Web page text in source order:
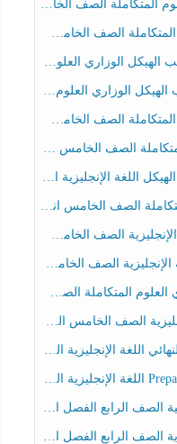
الصف الخامس عام الفصل الثالث
الخامس انسبير الفصل الثالث
الخامس عام الفصل الثالث
انسبير الفصل الثالث
الخامس انسبير الفصل الثالث
الصف الخامس الفصل الثالث
الخامس عام الفصل الثالث
الصف الرابع الفصل الثالث
الرابع الفصل الثالث
الرابع الفصل الثالث